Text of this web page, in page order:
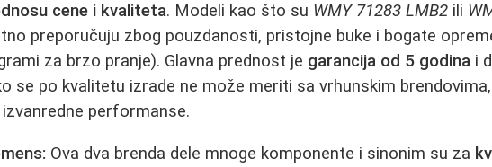
cene i kvaliteta. Modeli kao što su WMY 71283 LMB2 ili
preporučuju zbog pouzdanosti, pristojne buke i bogate
za brzo pranje). Glavna prednost je garancija od 5 godina i
se po kvalitetu izrade ne može meriti sa vrhunskim
performanse.
Ova dva brenda dele mnoge komponente i sinonim su za